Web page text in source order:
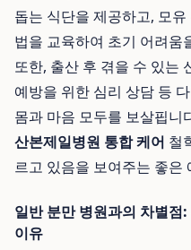
돕는 식단을 제공하고, 모
법을 교육하여 초기 어려움
또한, 출산 후 겪을 수 있는
예방을 위한 심리 상담 등
몸과 마음 모두를 보살핍니
산본제일병원 통합 케어 철
르고 있음을 보여주는 좋은
일반 분만 병원과의 차별
이유